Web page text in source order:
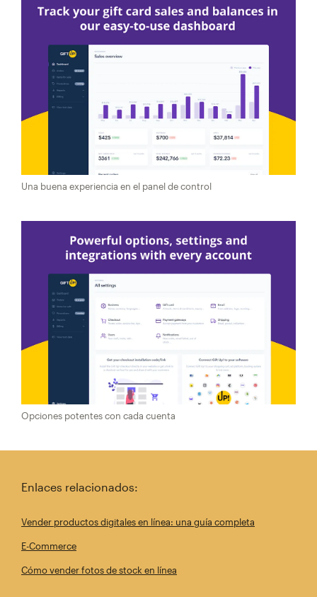
Una buena experiencia en el panel de control
Opciones potentes con cada cuenta
Enlaces relacionados:
Vender productos digitales en línea: una guía completa
E-Commerce
Cómo vender fotos de stock en línea